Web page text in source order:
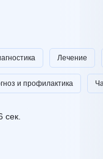
Радиология
Ревматология
Лечение
и профилактика
сек.